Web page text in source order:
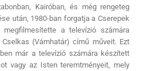
Kairóban, és még rengeteg
után, 1980-ban forgatja a Cserepek
a televízió számára
(Vámhatár) című műveit. Ezt
már a televízió számára készített
vagy az Isten teremtményeit, mely